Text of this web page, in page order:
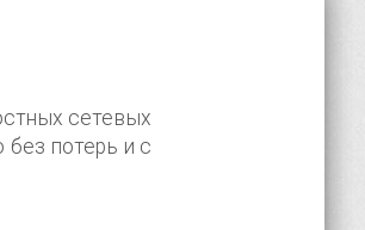
сетевых
потерь и с